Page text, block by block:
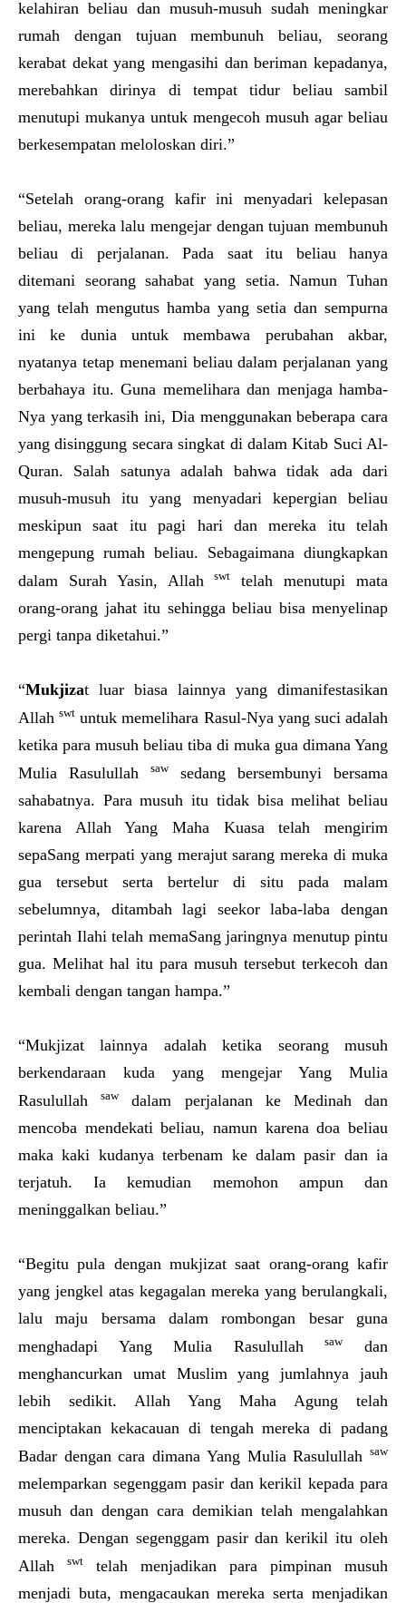
kelahiran beliau dan musuh-musuh sudah meningkar
rumah dengan tujuan membunuh beliau, seorang
kerabat dekat yang mengasihi dan beriman kepadanya,
merebahkan dirinya di tempat tidur beliau sambil
menutupi mukanya untuk mengecoh musuh agar beliau
berkesempatan meloloskan diri.”
“Setelah orang-orang kafir ini menyadari kelepasan
beliau, mereka lalu mengejar dengan tujuan membunuh
beliau di perjalanan. Pada saat itu beliau hanya
ditemani seorang sahabat yang setia. Namun Tuhan
yang telah mengutus hamba yang setia dan sempurna
ini ke dunia untuk membawa perubahan akbar,
nyatanya tetap menemani beliau dalam perjalanan yang
berbahaya itu. Guna memelihara dan menjaga hamba-
Nya yang terkasih ini, Dia menggunakan beberapa cara
yang disinggung secara singkat di dalam Kitab Suci Al-
Quran. Salah satunya adalah bahwa tidak ada dari
musuh-musuh itu yang menyadari kepergian beliau
meskipun saat itu pagi hari dan mereka itu telah
mengepung rumah beliau. Sebagaimana diungkapkan
dalam Surah Yasin, Allahswt
telah menutupi mata
orang-orang jahat itu sehingga beliau bisa menyelinap
pergi tanpa diketahui.”
“Mukjizat luar biasa lainnya yang dimanifestasikan
Allahswt untuk memelihara Rasul-Nya yang suci adalah
ketika para musuh beliau tiba di muka gua dimana Yang
Mulia Rasulullah
sawsedang bersembunyi bersama
sahabatnya. Para musuh itu tidak bisa melihat beliau
karena Allah Yang Maha Kuasa telah mengirim
sepaSang merpati yang merajut sarang mereka di muka
gua tersebut serta bertelur di situ pada malam
sebelumnya, ditambah lagi seekor laba-laba dengan
perintah Ilahi telah memaSang jaringnya menutup pintu
gua. Melihat hal itu para musuh tersebut terkecoh dan
kembali dengan tangan hampa.”
“Mukjizat lainnya adalah ketika seorang musuh
berkendaraan kuda yang mengejar Yang Mulia
Rasulullahsawdalam perjalanan ke Medinah dan
mencoba mendekati beliau, namun karena doa beliau
maka kaki kudanya terbenam ke dalam pasir dan ia
terjatuh. Ia kemudian memohon ampun dan
meninggalkan beliau.”
“Begitu pula dengan mukjizat saat orang-orang kafir
yang jengkel atas kegagalan mereka yang berulangkali,
lalu maju bersama dalam rombongan besar guna
menghadapi Yang Mulia Rasulullahsawdan
menghancurkan umat Muslim yang jumlahnya jauh
lebih sedikit. Allah Yang Maha Agung telah
menciptakan kekacauan di tengah mereka di padang
Badar dengan cara dimana Yang Mulia Rasulullah saw
melemparkan segenggam pasir dan kerikil kepada para
musuh dan dengan cara demikian telah mengalahkan
mereka. Dengan segenggam pasir dan kerikil itu oleh
Allah
swt
telah menjadikan para pimpinan musuh
menjadi buta, mengacaukan mereka serta menjadikan